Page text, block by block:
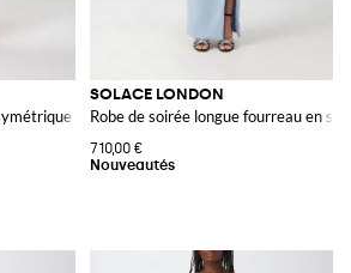
en satin avec fente au dos
SOLACE LONDON
Robe de soirée longue fourreau en
710,00 €